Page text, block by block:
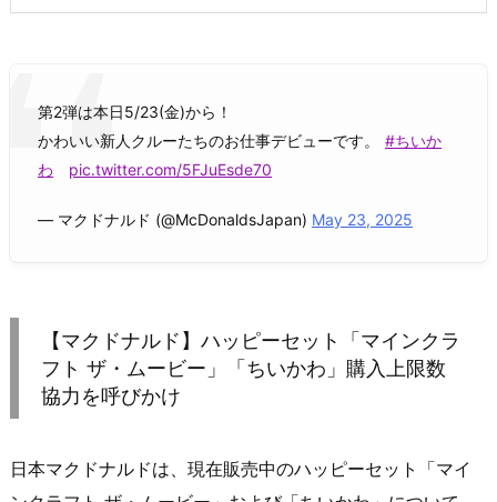
第2弾は本日5/23(金)から！
かわいい新人クルーたちのお仕事デビューです。
#ちいか
わ
pic.twitter.com/5FJuEsde70
— マクドナルド (@McDonaldsJapan) May 23, 2025
【マクドナルド】ハッピーセット「マインクラ
フト ザ・ムービー」「ちいかわ」購入上限数
協力を呼びかけ
日本マクドナルドは、現在販売中のハッピーセット「マイ